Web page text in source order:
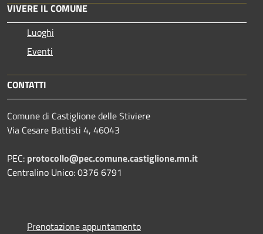
VIVERE IL COMUNE
Luoghi
Eventi
CONTATTI
Comune di Castiglione delle Stiviere
Via Cesare Battisti 4, 46043
PEC: protocollo@pec.comune.castiglione.mn.it
Centralino Unico: 0376 6791
Prenotazione appuntamento